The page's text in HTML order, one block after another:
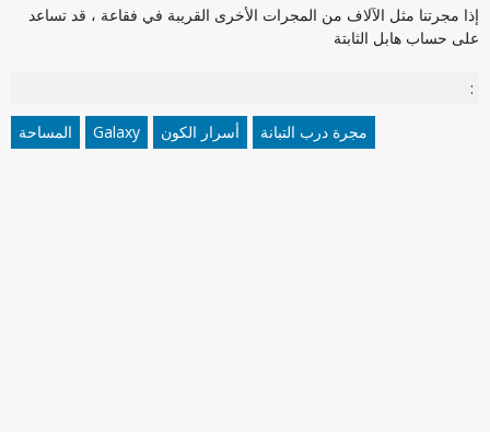
إذا مجرتنا مثل الآلاف من المجرات الأخرى القريبة في فقاعة ، قد تساعد
على حساب هابل الثابتة
:
المساحة Galaxy أسرار الكون مجرة درب التبانة